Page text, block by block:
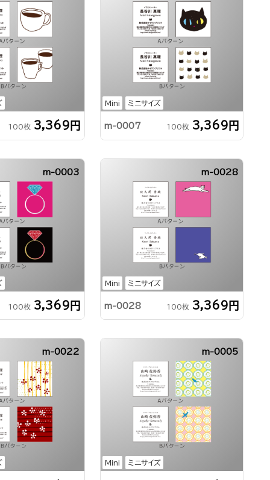
100枚 3,369円
Mini ミニサイズ
m-0007 100枚 3,369円
m-0003
100枚 3,369円
Mini ミニサイズ
m-0028
m-0028 100枚 3,369円
m-0022
Mini ミニサイズ
m-0005